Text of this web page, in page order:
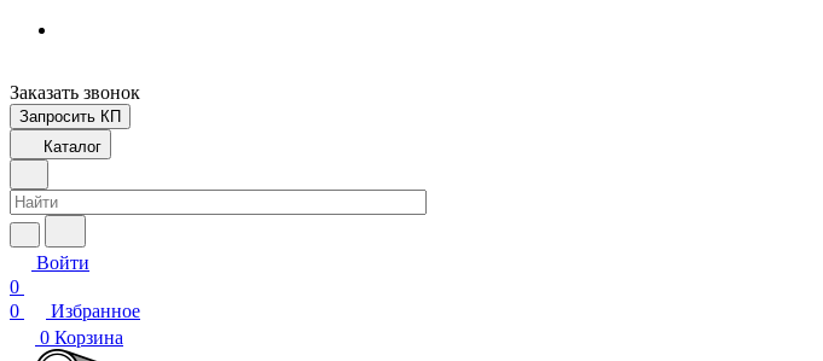
Заказать звонок
Запросить КП
Каталог
Войти
0
0
Избранное
0 Корзина